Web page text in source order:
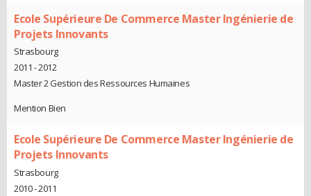
Ecole Supérieure De Commerce Master Ingénierie de
Projets Innovants
Strasbourg
2011 - 2012
Master 2 Gestion des Ressources Humaines
Mention Bien
Ecole Supérieure De Commerce Master Ingénierie de
Projets Innovants
Strasbourg
2010 - 2011